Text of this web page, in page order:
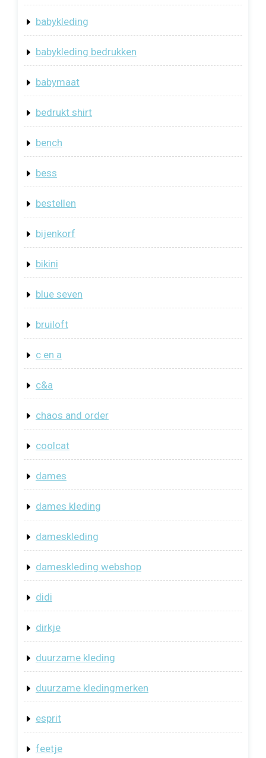
babykleding
babykleding bedrukken
babymaat
bedrukt shirt
bench
bess
bestellen
bijenkorf
bikini
blue seven
bruiloft
c en a
c&a
chaos and order
coolcat
dames
dames kleding
dameskleding
dameskleding webshop
didi
dirkje
duurzame kleding
duurzame kledingmerken
esprit
feetje